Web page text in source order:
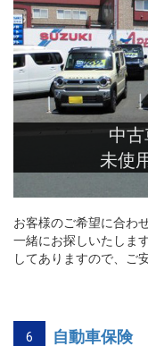
中
未使
お客様のご希望に合わ
一緒にお探しいたしま
してありますので、ご
6 自動車保険